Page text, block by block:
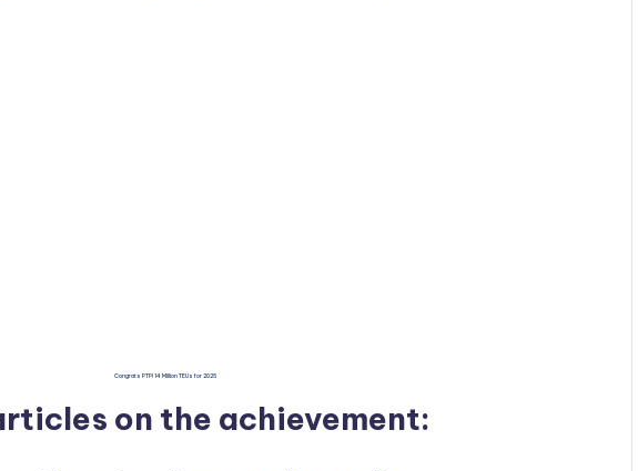
Congrats PTP! 14 Million TEUs for 2025
on the achievement: